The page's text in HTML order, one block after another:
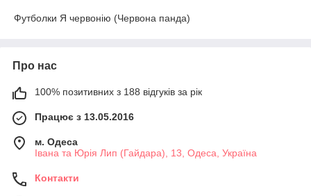
Футболки Я червонію (Червона панда)
Про нас
100% позитивних з 188 відгуків за рік
Працює з 13.05.2016
м. Одеса
Івана та Юрія Лип (Гайдара), 13, Одеса, Україна
Контакти